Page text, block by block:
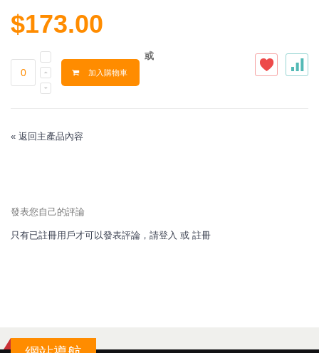
$173.00
加入購物車
或
« 返回主產品內容
發表您自己的評論
只有已註冊用戶才可以發表評論，請登入 或 註冊